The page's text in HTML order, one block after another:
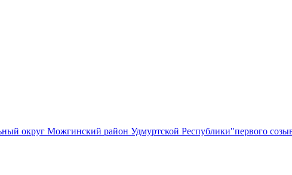
округ Можгинский район Удмуртской Республики"первого